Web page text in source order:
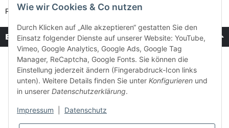
Retouren-Service
Bezahlung & Versand
Wie wir Cookies & Co nutzen
Durch Klicken auf „Alle akzeptieren“ gestatten Sie den
Einsatz folgender Dienste auf unserer Website: YouTube,
Vimeo, Google Analytics, Google Ads, Google Tag
Manager, ReCaptcha, Google Fonts. Sie können die
Einstellung jederzeit ändern (Fingerabdruck-Icon links
unten). Weitere Details finden Sie unter Konfigurieren und
in unserer Datenschutzerklärung.
Impressum Datenschutz